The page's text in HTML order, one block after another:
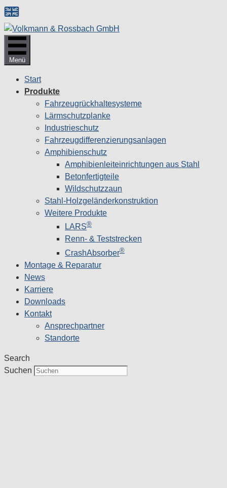
Zum
Inhalt
springen
Menü
Start
Produkte
Fahrzeugrückhaltesysteme
Lärmschutzplanke
Industrieschutz
Fahrzeug­differenzierungsanlagen
Amphibienschutz
Amphibienleiteinrichtungen aus Stahl
Betonfertigteile
Wildschutzzaun
Stahl-Holzgeländerkonstruktion
Weitere Produkte
LARS®
Renn- & Teststrecken
CrashAbsorber®
Montage & Reparatur
News
Karriere
Downloads
Kontakt
Ansprechpartner
Standorte
Search
Suchen